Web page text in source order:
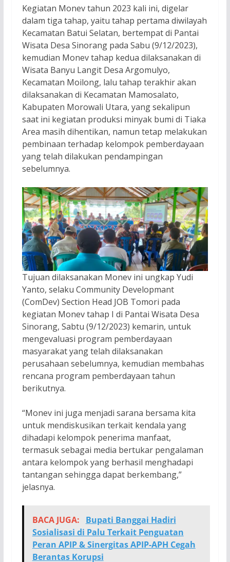
Kegiatan Monev tahun 2023 kali ini, digelar
dalam tiga tahap, yaitu tahap pertama diwilayah
Kecamatan Batui Selatan, bertempat di Pantai
Wisata Desa Sinorang pada Sabu (9/12/2023),
kemudian Monev tahap kedua dilaksanakan di
Wisata Banyu Langit Desa Argomulyo,
Kecamatan Moilong, lalu tahap terakhir akan
dilaksanakan di Kecamatan Mamosalato,
Kabupaten Morowali Utara, yang sekalipun
saat ini kegiatan produksi minyak bumi di Tiaka
Area masih dihentikan, namun tetap melakukan
pembinaan terhadap kelompok pemberdayaan
yang telah dilakukan pendampingan
sebelumnya.
Tujuan dilaksanakan Monev ini ungkap Yudi
Yanto, selaku Community Developmant
(ComDev) Section Head JOB Tomori pada
kegiatan Monev tahap I di Pantai Wisata Desa
Sinorang, Sabtu (9/12/2023) kemarin, untuk
mengevaluasi program pemberdayaan
masyarakat yang telah dilaksanakan
perusahaan sebelumnya, kemudian membahas
rencana program pemberdayaan tahun
berikutnya.
“Monev ini juga menjadi sarana bersama kita
untuk mendiskusikan terkait kendala yang
dihadapi kelompok penerima manfaat,
termasuk sebagai media bertukar pengalaman
antara kelompok yang berhasil menghadapi
tantangan sehingga dapat berkembang,”
jelasnya.
BACA JUGA:
Bupati Banggai Hadiri
Sosialisasi di Palu Terkait Penguatan
Peran APIP & Sinergitas APIP-APH Cegah
Berantas Korupsi